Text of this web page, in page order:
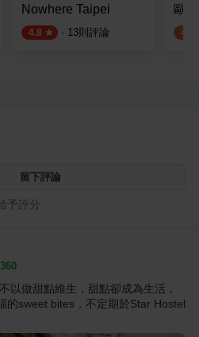
Nowhere Taipei
4.8 · 13則評論
歐
4.0
留下評論
予評分
360
以做甜點維生，甜點卻成為生活，
的sweet bites，不定期於Star Hostel